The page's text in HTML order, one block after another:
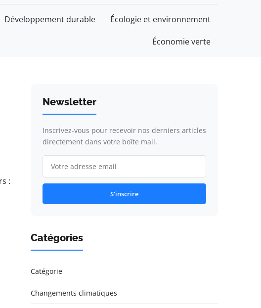
Développement durable Écologie et environnement
Économie verte
:
Newsletter
Inscrivez-vous pour recevoir nos derniers articles
directement dans votre boîte mail.
S'inscrire
Catégories
Catégorie
Changements climatiques